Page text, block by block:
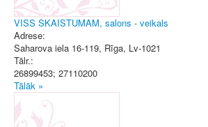
VISS SKAISTUMAM, salons - veikals
Adrese:
Saharova iela 16-119, Rīga, Lv-1021
Tālr.:
26899453; 27110200
Tālāk »